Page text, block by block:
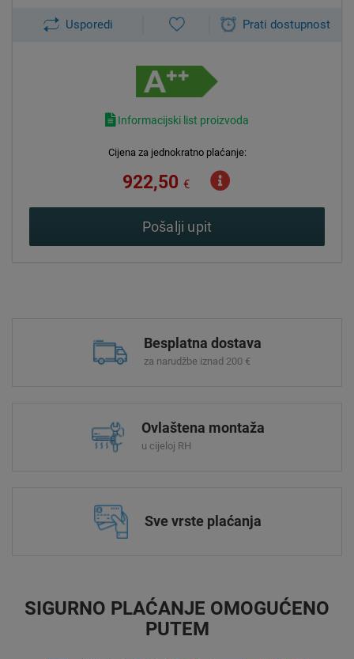
Usporedi Prati dostupnost
Informacijski list proizvoda
Cijena za jednokratno plaćanje:
922,50 €
Pošalji upit
Besplatna dostava
za narudžbe iznad 200 €
Ovlaštena montaža
u cijeloj RH
Sve vrste plaćanja
SIGURNO PLAĆANJE OMOGUĆENO
PUTEM